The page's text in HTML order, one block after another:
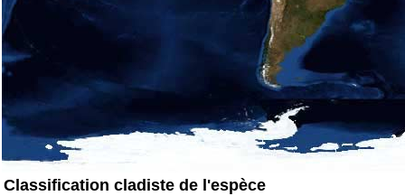
Classification cladiste de l'espèce